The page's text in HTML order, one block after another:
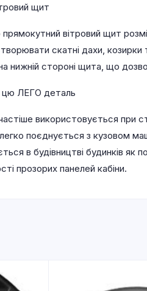
щит
вітровий щит
скатні дахи, козирки
нижній стороні щита, що
ЛЕГО деталь
використовується при
поєднується з кузовом
в будівництві будинків як
прозорих панелей кабіни.